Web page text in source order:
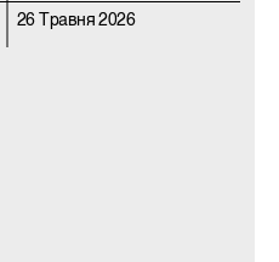
26 Травня 2026